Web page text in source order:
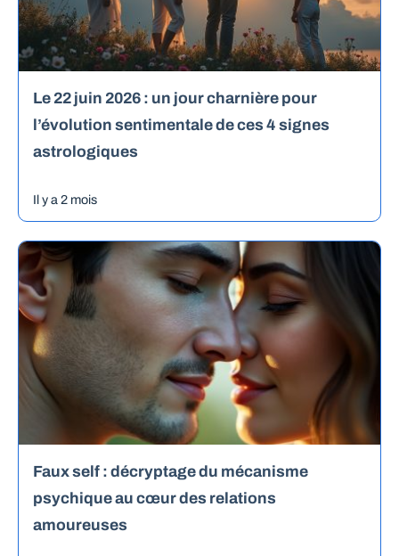
Le 22 juin 2026 : un jour charnière pour
l’évolution sentimentale de ces 4 signes
astrologiques
Il y a 2 mois
Faux self : décryptage du mécanisme
psychique au cœur des relations
amoureuses